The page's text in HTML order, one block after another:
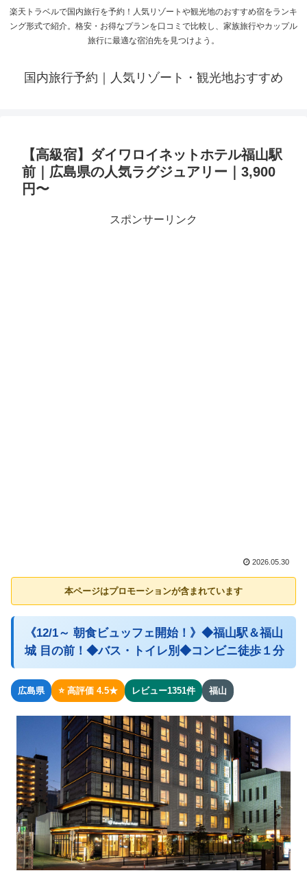
楽天トラベルで国内旅行を予約！人気リゾートや観光地のおすすめ宿をランキ
ング形式で紹介。格安・お得なプランを口コミで比較し、家族旅行やカップル
旅行に最適な宿泊先を見つけよう。
国内旅行予約｜人気リゾート・観光地おすすめ
【高級宿】ダイワロイネットホテル福山駅
前｜広島県の人気ラグジュアリー｜3,900
円〜
スポンサーリンク
2026.05.30
本ページはプロモーションが含まれています
《12/1～ 朝食ビュッフェ開始！》◆福山駅＆福山
城 目の前！◆バス・トイレ別◆コンビニ徒歩１分
広島県 ⭐ 高評価 4.5★ レビュー1351件 福山